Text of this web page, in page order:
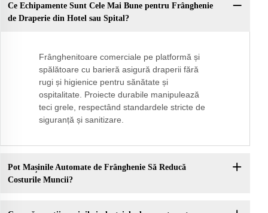
Ce Echipamente Sunt Cele Mai Bune pentru Frânghenie
de Draperie din Hotel sau Spital?
Frânghenitoare comerciale pe platformă și
spălătoare cu barieră asigură draperii fără
rugi și higienice pentru sănătate și
ospitalitate. Proiecte durabile manipulează
teci grele, respectând standardele stricte de
siguranță și sanitizare.
Pot Mașinile Automate de Frânghenie Să Reducă
Costurile Muncii?